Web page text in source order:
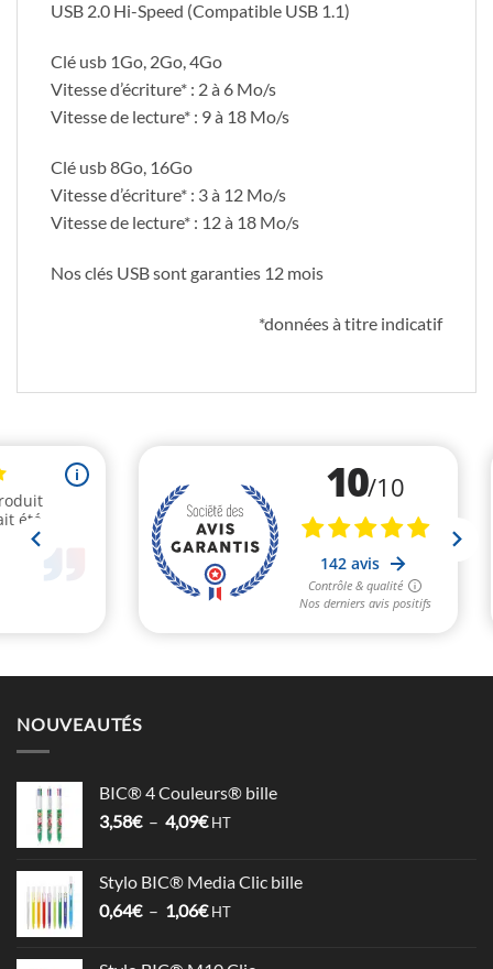
USB 2.0 Hi-Speed (Compatible USB 1.1)
Clé usb 1Go, 2Go, 4Go
Vitesse d’écriture* : 2 à 6 Mo/s
Vitesse de lecture* : 9 à 18 Mo/s
Clé usb 8Go, 16Go
Vitesse d’écriture* : 3 à 12 Mo/s
Vitesse de lecture* : 12 à 18 Mo/s
Nos clés USB sont garanties 12 mois
*données à titre indicatif
NOUVEAUTÉS
BIC® 4 Couleurs® bille
3,58€ – 4,09€Plage
3,58€
à
HT
Stylo BIC® Media Clic bille
0,64€ – 1,06€Plage
HT